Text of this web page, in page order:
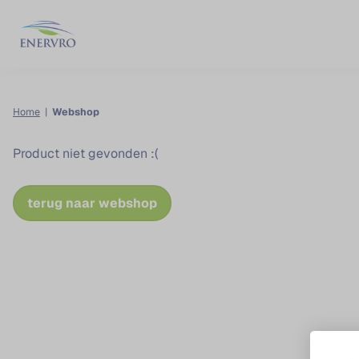
0
Home | Webshop
Product niet gevonden :(
terug naar webshop